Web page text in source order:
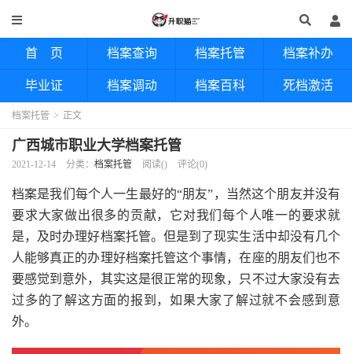
首 页 档案查询 档案托管 档案补办
毕业证 档案调动 档案百科 死档激活
档案托管 > 正文
广西城市职业大学档案托管
2021-12-14 分类： 档案托管 阅读() 评论(0)
档案是我们每个人一生最好的“朋友”，当然这个朋友并没有
要求大家做出很多的贡献，它对我们每个人唯一的要求就
是，及时办理好档案托管。但是到了现实生活中却没有几个
人能够真正的办理好档案托管这个事情，在座的朋友们也不
要感觉到意外，其实这是很正常的现象，只不过大家没有去
过多的了解这方面的报到，如果大家了解过就不会感到意
外。